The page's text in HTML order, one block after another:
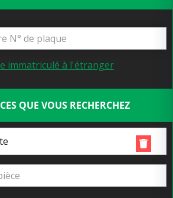
immatriculé à l'étranger
QUE VOUS RECHERCHEZ